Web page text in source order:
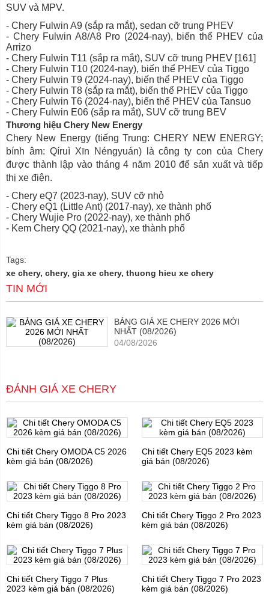
SUV và MPV.
- Chery Fulwin A9 (sắp ra mắt), sedan cỡ trung PHEV
- Chery Fulwin A8/A8 Pro (2024-nay), biến thể PHEV của
Arrizo
- Chery Fulwin T11 (sắp ra mắt), SUV cỡ trung PHEV [161]
- Chery Fulwin T10 (2024-nay), biến thể PHEV của Tiggo
- Chery Fulwin T9 (2024-nay), biến thể PHEV của Tiggo
- Chery Fulwin T8 (sắp ra mắt), biến thể PHEV của Tiggo
- Chery Fulwin T6 (2024-nay), biến thể PHEV của Tansuo
- Chery Fulwin E06 (sắp ra mắt), SUV cỡ trung BEV
Thương hiệu Chery New Energy
Chery New Energy (tiếng Trung: CHERY NEW ENERGY;
bính âm: Qíruì Xīn Néngyuán) là công ty con của Chery
được thành lập vào tháng 4 năm 2010 để sản xuất và tiếp
thị xe điện.
- Chery eQ7 (2023-nay), SUV cỡ nhỏ
- Chery eQ1 (Little Ant) (2017-nay), xe thành phố
- Chery Wujie Pro (2022-nay), xe thành phố
- Kem Chery QQ (2021-nay), xe thành phố
Tags:
xe chery, chery, gia xe chery, thuong hieu xe chery
TIN MỚI
BẢNG GIÁ XE CHERY 2026 MỚI
NHẤT (08/2026)
04/08/2026
ĐÁNH GIÁ XE CHERY
Chi tiết Chery OMODA C5 2026
kèm giá bán (08/2026)
Chi tiết Chery EQ5 2023 kèm
giá bán (08/2026)
Chi tiết Chery Tiggo 8 Pro 2023
kèm giá bán (08/2026)
Chi tiết Chery Tiggo 2 Pro 2023
kèm giá bán (08/2026)
Chi tiết Chery Tiggo 7 Plus
2023 kèm giá bán (08/2026)
Chi tiết Chery Tiggo 7 Pro 2023
kèm giá bán (08/2026)